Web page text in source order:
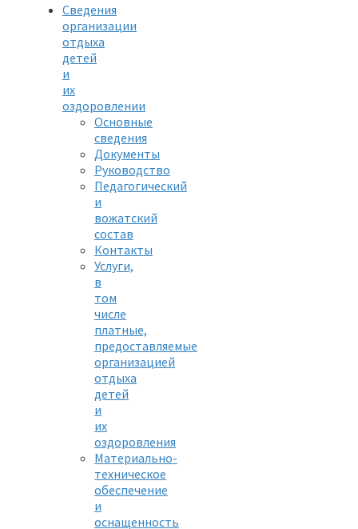
Сведения
организации
отдыха
детей
и
их
оздоровлении
Основные
сведения
Документы
Руководство
Педагогический
и
вожатский
состав
Контакты
Услуги,
в
том
числе
платные,
предоставляемые
организацией
отдыха
детей
и
их
оздоровления
Материально-
техническое
обеспечение
и
оснащенность